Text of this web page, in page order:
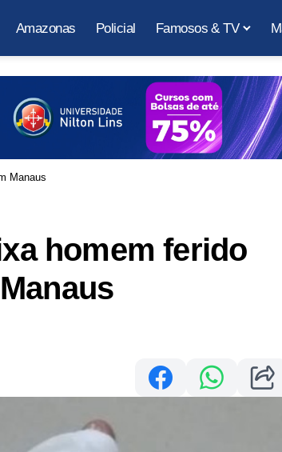
Amazonas Policial Famosos & TV
Manaus
homem ferido